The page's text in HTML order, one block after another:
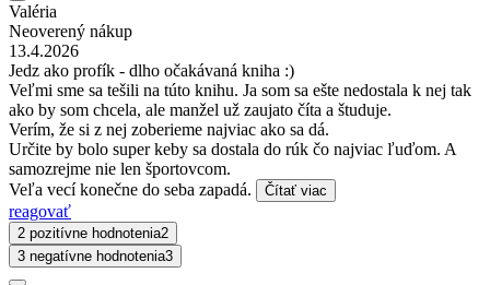
Valéria
Neoverený nákup
13.4.2026
Jedz ako profík - dlho očakávaná kniha :)
Veľmi sme sa tešili na túto knihu. Ja som sa ešte nedostala k nej tak
ako by som chcela, ale manžel už zaujato číta a študuje.
Verím, že si z nej zoberieme najviac ako sa dá.
Určite by bolo super keby sa dostala do rúk čo najviac ľuďom. A
samozrejme nie len športovcom.
Veľa vecí konečne do seba zapadá.
Čítať viac
reagovať
2 pozitívne hodnotenia2
3 negatívne hodnotenia3